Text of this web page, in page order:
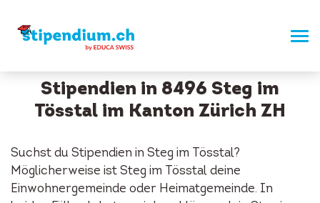
Stipendien in 8496 Steg im
Tösstal im Kanton Zürich ZH
Suchst du Stipendien in Steg im Tösstal?
Möglicherweise ist Steg im Tösstal deine
Einwohnergemeinde oder Heimatgemeinde. In